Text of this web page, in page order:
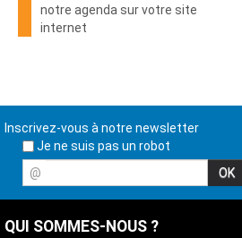
notre agenda sur votre site
internet
Inscrivez-vous à notre newsletter
Je ne suis pas un robot
@
QUI SOMMES-NOUS ?